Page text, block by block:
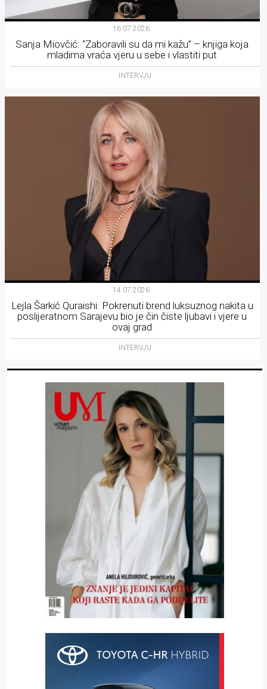
16.07.2026.
Sanja Miovčić: “Zaboravili su da mi kažu” – knjiga koja
mladima vraća vjeru u sebe i vlastiti put
INTERVJU
14.07.2026.
Lejla Šarkić Quraishi: Pokrenuti brend luksuznog nakita u
poslijeratnom Sarajevu bio je čin čiste ljubavi i vjere u
ovaj grad
INTERVJU